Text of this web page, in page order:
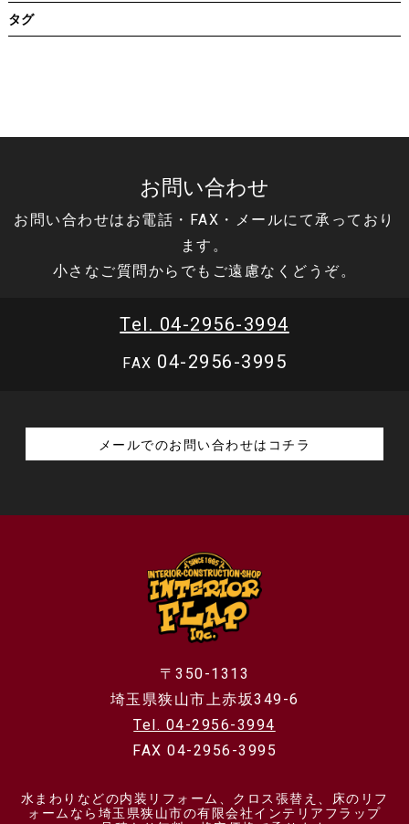
タグ
お問い合わせ
お問い合わせはお電話・FAX・メールにて承っており
ます。
小さなご質問からでもご遠慮なくどうぞ。
Tel. 04-2956-3994
FAX 04-2956-3995
メールでのお問い合わせはコチラ
〒350-1313
埼玉県狭山市上赤坂349-6
Tel. 04-2956-3994
FAX 04-2956-3995
水まわりなどの内装リフォーム、クロス張替え、床のリフ
ォームなら埼玉県狭山市の有限会社インテリアフラップ